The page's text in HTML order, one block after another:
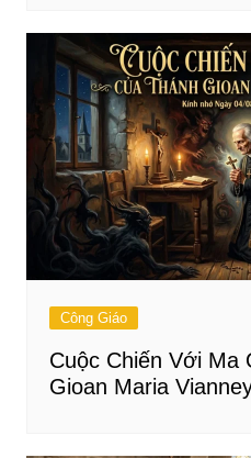
Công Giáo
Cuộc Chiến Với Ma
Gioan Maria